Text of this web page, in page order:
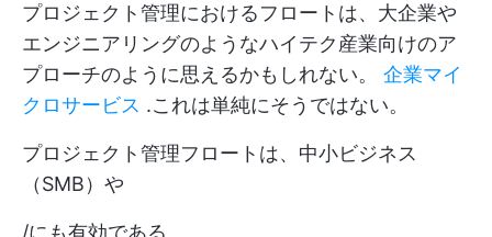
プロジェクト管理におけるフロートは、大企業や
エンジニアリングのようなハイテク産業向けのア
プローチのように思えるかもしれない。 企業マイ
クロサービス .これは単純にそうではない。
プロジェクト管理フロートは、中小ビジネス
（SMB）や
/にも有効である。